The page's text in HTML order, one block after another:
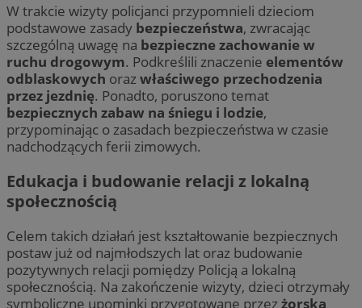
W trakcie wizyty policjanci przypomnieli dzieciom
podstawowe zasady bezpieczeństwa, zwracając
szczególną uwagę na bezpieczne zachowanie w
ruchu drogowym. Podkreślili znaczenie elementów
odblaskowych oraz właściwego przechodzenia
przez jezdnię. Ponadto, poruszono temat
bezpiecznych zabaw na śniegu i lodzie,
przypominając o zasadach bezpieczeństwa w czasie
nadchodzących ferii zimowych.
Edukacja i budowanie relacji z lokalną
społecznością
Celem takich działań jest kształtowanie bezpiecznych
postaw już od najmłodszych lat oraz budowanie
pozytywnych relacji pomiędzy Policją a lokalną
społecznością. Na zakończenie wizyty, dzieci otrzymały
symboliczne upominki przygotowane przezżorską